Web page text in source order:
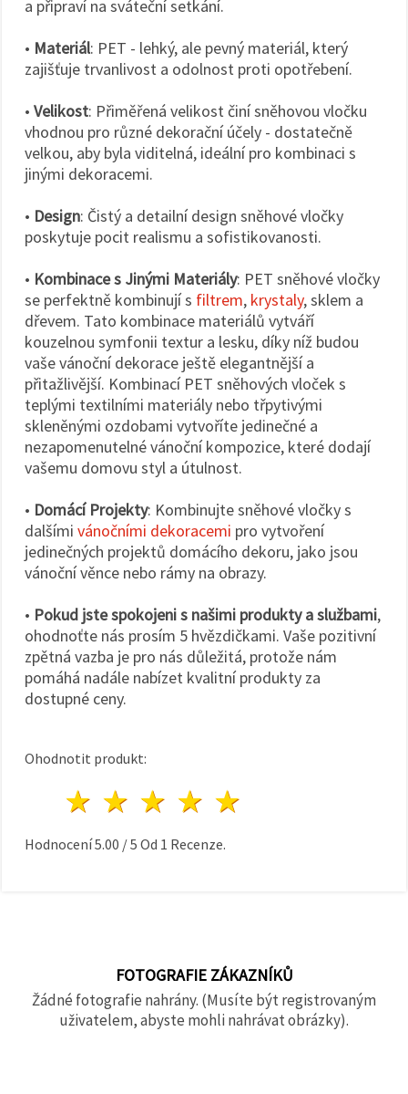
a připraví na sváteční setkání.
• Materiál: PET - lehký, ale pevný materiál, který
zajišťuje trvanlivost a odolnost proti opotřebení.
• Velikost: Přiměřená velikost činí sněhovou vločku
vhodnou pro různé dekorační účely - dostatečně
velkou, aby byla viditelná, ideální pro kombinaci s
jinými dekoracemi.
• Design: Čistý a detailní design sněhové vločky
poskytuje pocit realismu a sofistikovanosti.
• Kombinace s Jinými Materiály: PET sněhové vločky
se perfektně kombinují s filtrem, krystaly, sklem a
dřevem. Tato kombinace materiálů vytváří
kouzelnou symfonii textur a lesku, díky níž budou
vaše vánoční dekorace ještě elegantnější a
přitažlivější. Kombinací PET sněhových vloček s
teplými textilními materiály nebo třpytivými
skleněnými ozdobami vytvoříte jedinečné a
nezapomenutelné vánoční kompozice, které dodají
vašemu domovu styl a útulnost.
• Domácí Projekty: Kombinujte sněhové vločky s
dalšími vánočními dekoracemi pro vytvoření
jedinečných projektů domácího dekoru, jako jsou
vánoční věnce nebo rámy na obrazy.
• Pokud jste spokojeni s našimi produkty a službami,
ohodnoťte nás prosím 5 hvězdičkami. Vaše pozitivní
zpětná vazba je pro nás důležitá, protože nám
pomáhá nadále nabízet kvalitní produkty za
dostupné ceny.
Ohodnotit produkt:
4 hvězdy
3 hvězdy
2 hvězdy
1 hvězda
Hodnocení5.00 /5 Od 1 Recenze.
FOTOGRAFIE ZÁKAZNÍKŮ
Žádné fotografie nahrány. (Musíte být registrovaným
uživatelem, abyste mohli nahrávat obrázky).